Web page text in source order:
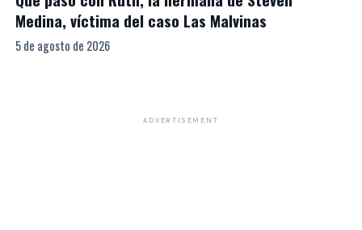
Medina, víctima del caso Las Malvinas
5 de agosto de 2026
ADVERTISEMENT